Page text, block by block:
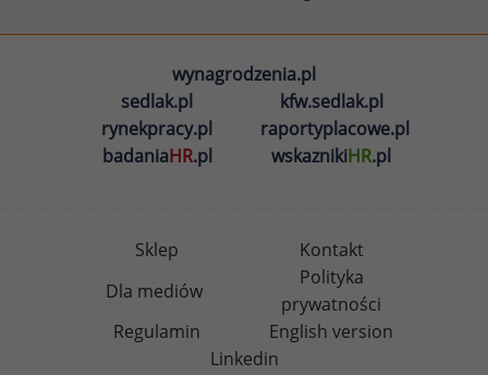
wynagrodzenia.pl
sedlak.pl
kfw.sedlak.pl
rynekpracy.pl
raportyplacowe.pl
badaniaHR.pl wskaznikiHR.pl
Sklep
Kontakt
Dla mediów
Polityka
prywatności
Regulamin
English version
Linkedin